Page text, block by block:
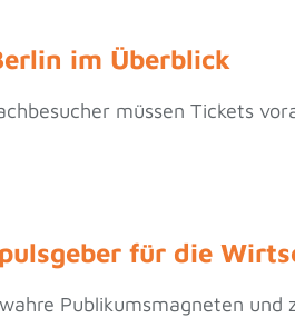
im Überblick
müssen Tickets
für die
Publikumsmagneten